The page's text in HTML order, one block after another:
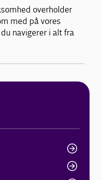
overholder
med på vores
navigerer i alt fra